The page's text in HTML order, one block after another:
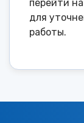
перейти
для
работы.